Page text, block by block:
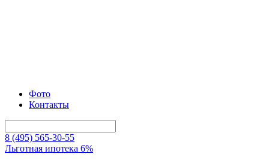
Фото
Контакты
8 (495) 565-30-55
Льготная ипотека 6%